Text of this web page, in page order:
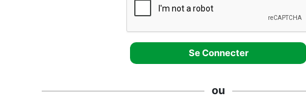
ou